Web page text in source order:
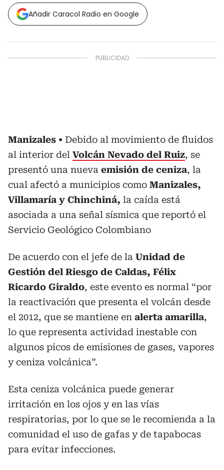
Añadir Caracol Radio en Google
Manizales
Debido al movimiento de fluidos
al interior del Volcán Nevado del Ruiz, se
presentó una nueva emisión de ceniza, la
cual afectó a municipios como Manizales,
Villamaría y Chinchiná, la caída está
asociada a una señal sísmica que reportó el
Servicio Geológico Colombiano
De acuerdo con el jefe de la Unidad de
Gestión del Riesgo de Caldas, Félix
Ricardo Giraldo, este evento es normal “por
la reactivación que presenta el volcán desde
el 2012, que se mantiene en alerta amarilla,
lo que representa actividad inestable con
algunos picos de emisiones de gases, vapores
y ceniza volcánica”.
Esta ceniza volcánica puede generar
irritación en los ojos y en las vías
respiratorias, por lo que se le recomienda a la
comunidad el uso de gafas y de tapabocas
para evitar infecciones.